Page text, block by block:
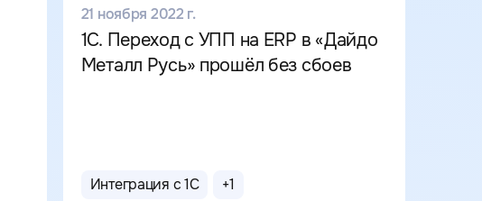
21 ноября 2022 г.
1С. Переход с УПП на ERP в «Дайдо
Металл Русь» прошёл без сбоев
Интеграция с 1С +1